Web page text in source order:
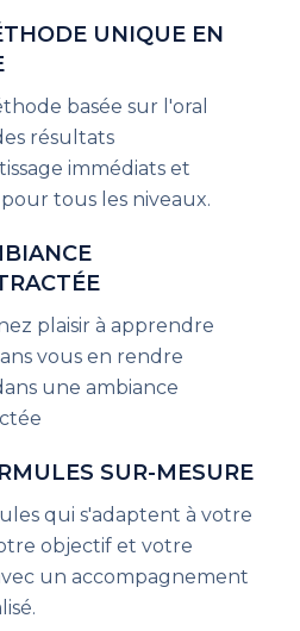
UNIQUE EN
basée sur l'oral
résultats
immédiats et
tous les niveaux.
plaisir à apprendre
vous en rendre
une ambiance
SUR-MESURE
qui s'adaptent à votre
objectif et votre
un accompagnement